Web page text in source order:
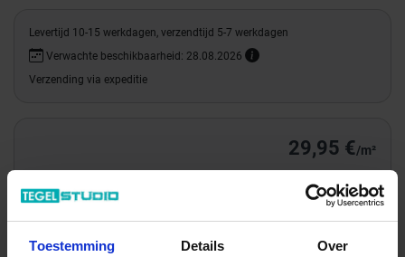
Toestemming Details Over
Levertijd 10-15 werkdagen, verzendtijd 5-7 werkdagen
Verwachte beschikbaarheid: 28.08.2026
Verzending via expeditie
29,95 €/m²
Totale prijs / geleverde hoeveelheid
100,18 €